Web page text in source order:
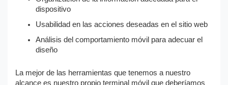
dispositivo
Usabilidad en las acciones deseadas en el sitio web
Análisis del comportamiento móvil para adecuar el
diseño
La mejor de las herramientas que tenemos a nuestro
alcance es nuestro propio terminal móvil que deberíamos